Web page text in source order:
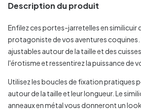
Description du produit
Enfilez ces portes-jarretelles en similicuir
protagoniste de vos aventures coquines.
ajustables autour de la taille et des
l'érotisme et ressentirez la puissance de
Utilisez les boucles de fixation pratiques
autour de la taille et leur longueur. Le
anneaux en métal vous donneront un look